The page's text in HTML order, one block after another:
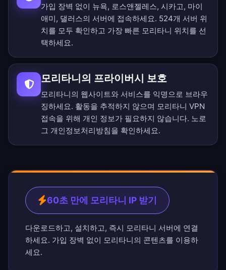
가입 장벽 없이 뉴욕, 로스앤젤레스, 시카고, 마이
애미, 댈러스의 서버에 접속하세요. 524개 서버 위
치를 모두 확인하고 가장 빠른 모리타니 위치를 선
택하세요.
모리타니의 프라이버시 보호
모리타니의 웹사이트와 서비스를 익명으로 브라우
징하세요. 활동을 추적하지 않으며 모리타니 VPN
접속을 위해 개인 정보가 필요하지 않습니다. 노로
그 개인정보처리방침을 확인하세요.
60초 만에 모리타니 IP 받기
다운로드하고, 설치하고, 즉시 모리타니 서버에 연결
하세요. 가입 장벽 없이 모리타니의 콘텐츠를 이용하
세요.